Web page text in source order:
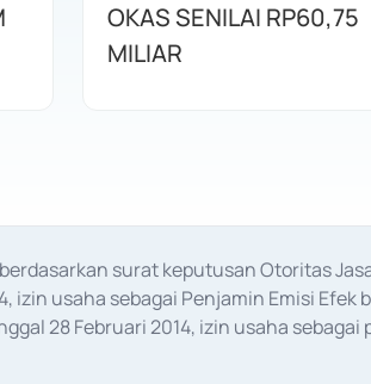
OKAS SENILAI RP60,75
MILIAR
surat keputusan Otoritas
izin usaha sebagai Penjamin Emisi
28 Februari 2014, izin usaha